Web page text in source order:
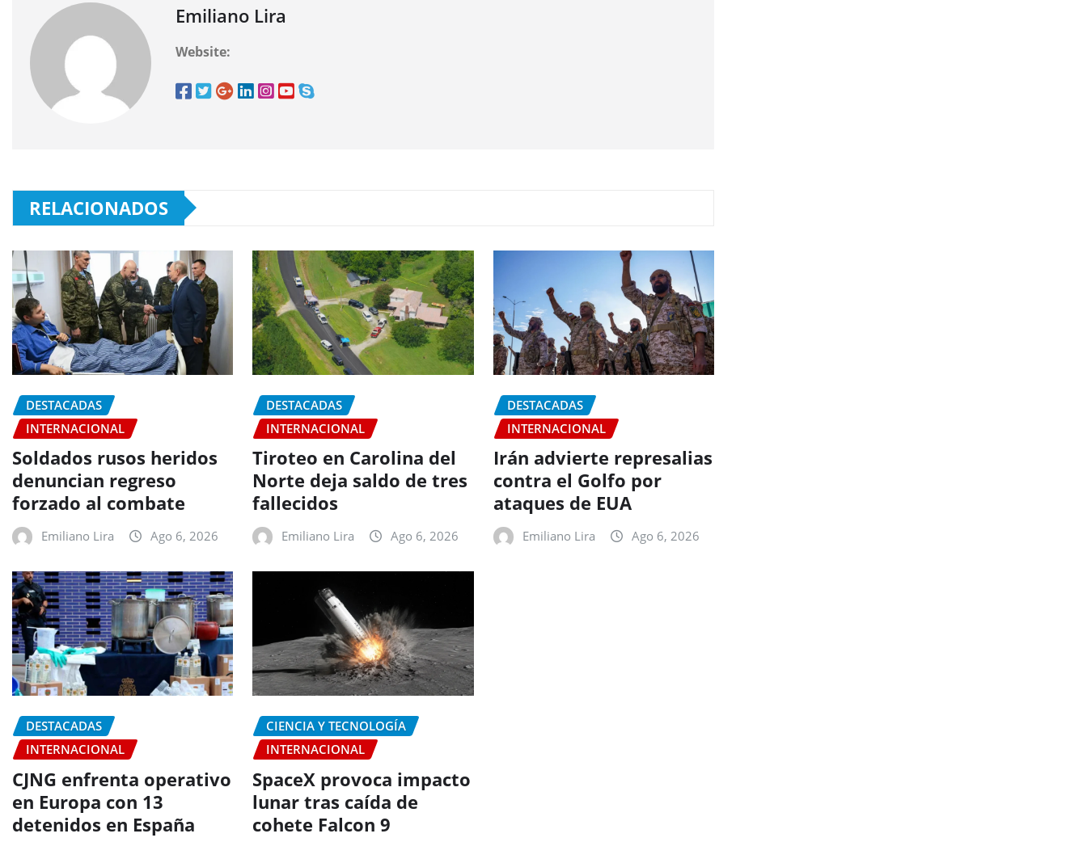
Emiliano Lira
Website:
RELACIONADOS
DESTACADAS
INTERNACIONAL
Soldados rusos heridos
denuncian regreso
forzado al combate
Emiliano Lira Ago 6, 2026
DESTACADAS
INTERNACIONAL
Tiroteo en Carolina del
Norte deja saldo de tres
fallecidos
Emiliano Lira Ago 6, 2026
DESTACADAS
INTERNACIONAL
Irán advierte represalias
contra el Golfo por
ataques de EUA
Emiliano Lira Ago 6, 2026
DESTACADAS
INTERNACIONAL
CJNG enfrenta operativo
en Europa con 13
detenidos en España
CIENCIA Y TECNOLOGÍA
INTERNACIONAL
SpaceX provoca impacto
lunar tras caída de
cohete Falcon 9